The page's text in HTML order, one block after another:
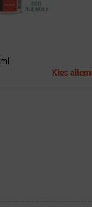
Kies